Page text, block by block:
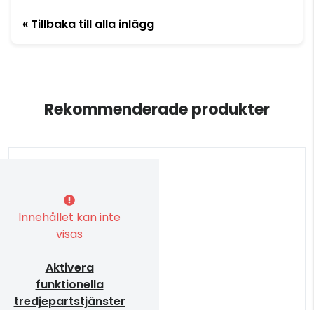
« Tillbaka till alla inlägg
Rekommenderade produkter
Innehållet kan inte
visas
Aktivera
funktionella
tredjepartstjänster